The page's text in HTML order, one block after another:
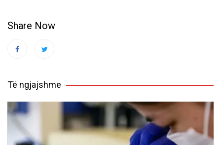
Share Now
Të ngjajshme